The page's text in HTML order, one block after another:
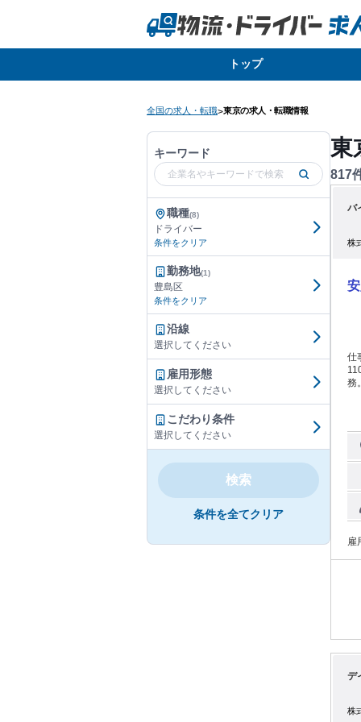
トップ
全国の求人・転職>東京の求人・転職情報
キーワード
職種(8)
ドライバー
条件をクリア
勤務地(1)
豊島区
条件をクリア
沿線
選択してください
雇用形態
選択してください
こだわり条件
選択してください
検索
条件を全てクリア
東
817
バ
株
仕事内容: 健診センタ
務。
雇
デ
株